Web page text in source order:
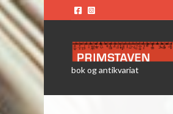
bok og antikvariat